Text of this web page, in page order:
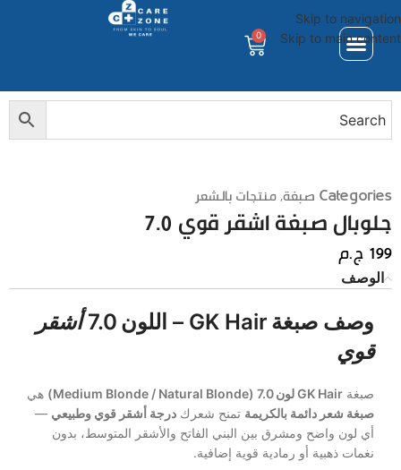
Skip to navigation
Skip to main content
0
Categories صبغة,منتجات بالشعر
جلوبال صبغة اشقر قوي 7.0
199ج.م
الوصف
وصف صبغة GK Hair – اللون 7.0
أشقر
قوي
صبغة GK Hair لون 7.0 (Medium Blonde / Natural Blonde)
هي
صبغة شعر دائمة بالكريمة تمنح شعرك درجة أشقر قوي وطبيعي —
أي لون واضح ومشرق بين البني الفاتح والأشقر المتوسط، بدون
نغمات ذهبية أو رمادية قوية إضافية.